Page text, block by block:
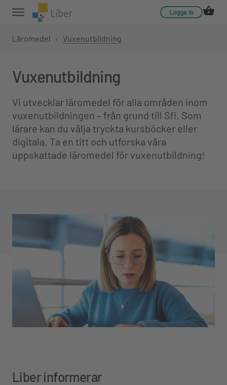
Logga in
Läromedel › Vuxenutbildning
Vuxenutbildning
Vi utvecklar läromedel för alla områden inom
vuxenutbildningen – från grund till Sfi. Som
lärare kan du välja tryckta kursböcker eller
digitala. Ta en titt och utforska våra
uppskattade läromedel för vuxenutbildning!
Liber informerar